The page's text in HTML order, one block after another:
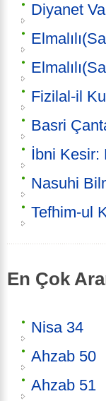
Diyanet
Fizilal-il
Basri
İbni Kesir:
Nasuhi
Tefhim-ul
En Çok
Nisa 34
Ahzab 50
Ahzab 51